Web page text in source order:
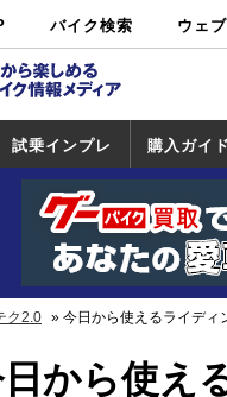
バイク検索
中古バイ
ク・新車検
カタログ検
索
ショップ検
索
ウェ
試乗インプレ
試乗インプレ
一覧
ホンダ
ヤマハ
スズキ
カワサキ
ハーレー
BMW
トライアンフ
ドゥカティ
購入ガイド
一覧
ク2.0 今日から使えるライディ
から使え